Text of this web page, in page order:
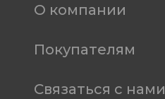
О компании
Покупателям
Связаться с нами